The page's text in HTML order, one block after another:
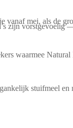
mei, als de
zijn
waarmee
stuifmeel